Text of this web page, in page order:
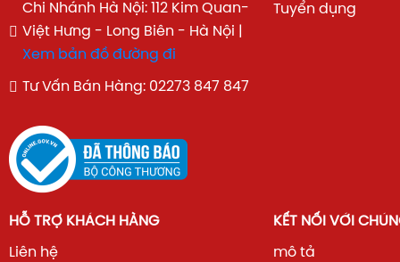
Chi Nhánh Hà Nội: 112 Kim Quan-
Việt Hưng - Long Biên - Hà Nội |
Xem bản đồ đường đi
Tư Vấn Bán Hàng: 02273 847 847
Tuyển dụng
HỖ TRỢ KHÁCH HÀNG
Liên hệ
KẾT NỐI VỚI
mô tả